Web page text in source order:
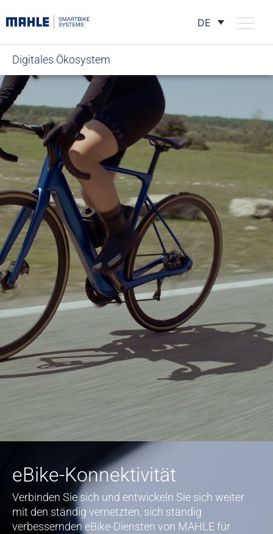
DE
Digitales Ökosystem
eBike-Konnektivität
Verbinden Sie sich und entwickeln Sie sich weiter
mit den ständig vernetzten, sich ständig
verbessernden eBike-Diensten von MAHLE für